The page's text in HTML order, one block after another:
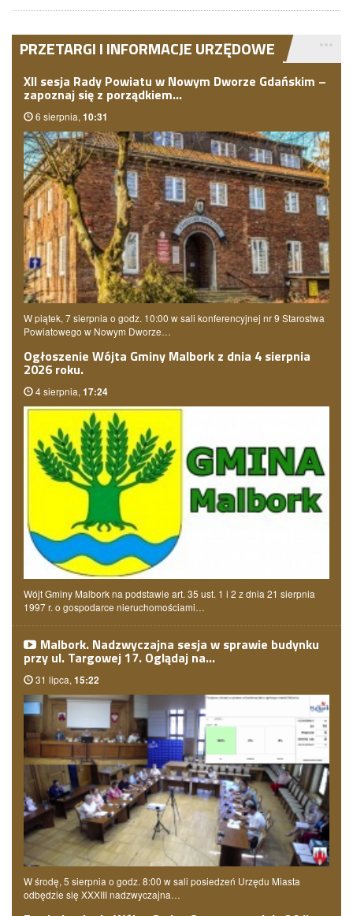
PRZETARGI I INFORMACJE URZĘDOWE
XII sesja Rady Powiatu w Nowym Dworze Gdańskim –
zapoznaj się z porządkiem…
6 sierpnia, 10:31
W piątek, 7 sierpnia o godz. 10:00 w sali konferencyjnej nr 9 Starostwa
Powiatowego w Nowym Dworze…
Ogłoszenie Wójta Gminy Malbork z dnia 4 sierpnia
2026 roku.
4 sierpnia, 17:24
Wójt Gminy Malbork na podstawie art. 35 ust. 1 i 2 z dnia 21 sierpnia
1997 r. o gospodarce nieruchomościami…
Malbork. Nadzwyczajna sesja w sprawie budynku
przy ul. Targowej 17. Oglądaj na…
31 lipca, 15:22
W środę, 5 sierpnia o godz. 8:00 w sali posiedzeń Urzędu Miasta
odbędzie się XXXIII nadzwyczajna…